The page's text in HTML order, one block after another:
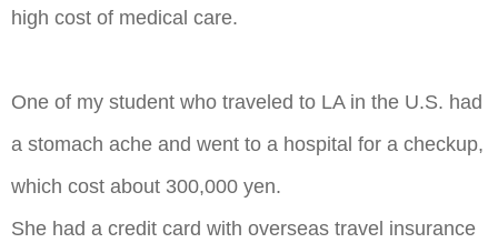
high cost of medical care.
One of my student who traveled to LA in the U.S. had
a stomach ache and went to a hospital for a checkup,
which cost about 300,000 yen.
She had a credit card with overseas travel insurance